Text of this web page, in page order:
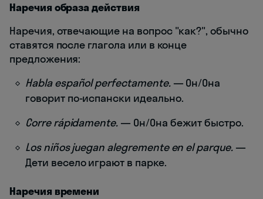
Наречия образа действия
Наречия, отвечающие на вопрос "как?", обычно
ставятся после глагола или в конце
предложения:
Habla español perfectamente.— Он/Она
говорит по-испански идеально.
Corre rápidamente. — Он/Она бежит быстро.
Los niños juegan alegremente en el parque.—
Дети весело играют в парке.
Наречия времени